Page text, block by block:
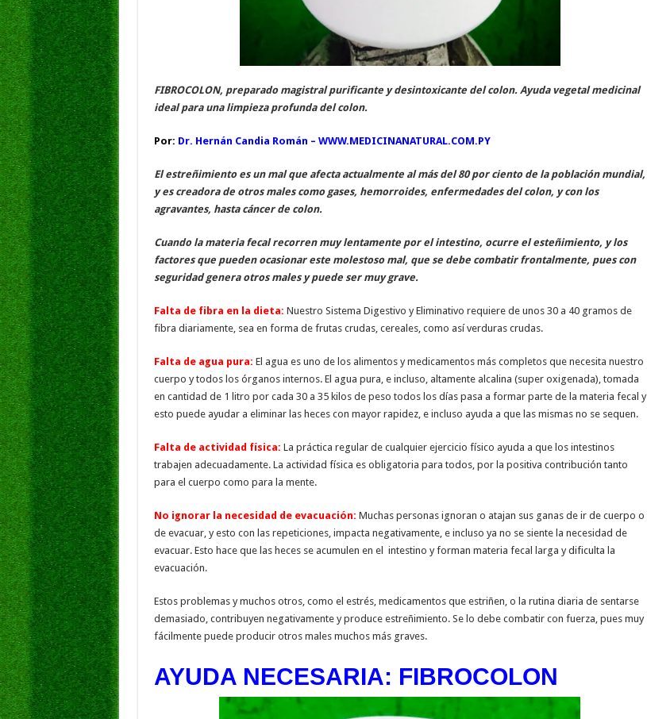
FIBROCOLON, preparado magistral purificante y desintoxicante del colon. Ayuda vegetal medicinal
ideal para una limpieza profunda del colon.
Por: Dr. Hernán Candia Román – WWW.MEDICINANATURAL.COM.PY
El estreñimiento es un mal que afecta actualmente al más del 80 por ciento de la población mundial,
y es creadora de otros males como gases, hemorroides, enfermedades del colon, y con los
agravantes, hasta cáncer de colon.
Cuando la materia fecal recorren muy lentamente por el intestino, ocurre el esteñimiento, y los
factores que pueden ocasionar este molestoso mal, que se debe combatir frontalmente, pues con
seguridad genera otros males y puede ser muy grave.
Falta de fibra en la dieta: Nuestro Sistema Digestivo y Eliminativo requiere de unos 30 a 40 gramos de
fibra diariamente, sea en forma de frutas crudas, cereales, como así verduras crudas.
Falta de agua pura: El agua es uno de los alimentos y medicamentos más completos que necesita nuestro
cuerpo y todos los órganos internos. El agua pura, e incluso, altamente alcalina (super oxigenada), tomada
en cantidad de 1 litro por cada 30 a 35 kilos de peso todos los días pasa a formar parte de la materia fecal y
esto puede ayudar a eliminar las heces con mayor rapidez, e incluso ayuda a que las mismas no se sequen.
Falta de actividad física: La práctica regular de cualquier ejercicio físico ayuda a que los intestinos
trabajen adecuadamente. La actividad física es obligatoria para todos, por la positiva contribución tanto
para el cuerpo como para la mente.
No ignorar la necesidad de evacuación: Muchas personas ignoran o atajan sus ganas de ir de cuerpo o
de evacuar, y esto con las repeticiones, impacta negativamente, e incluso ya no se siente la necesidad de
evacuar. Esto hace que las heces se acumulen en el intestino y forman materia fecal larga y dificulta la
evacuación.
Estos problemas y muchos otros, como el estrés, medicamentos que estriñen, o la rutina diaria de sentarse
demasiado, contribuyen negativamente y produce estreñimiento. Se lo debe combatir con fuerza, pues muy
fácilmente puede producir otros males muchos más graves.
AYUDA NECESARIA: FIBROCOLON